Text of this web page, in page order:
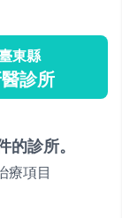
東縣
診所
的診所。
療項目